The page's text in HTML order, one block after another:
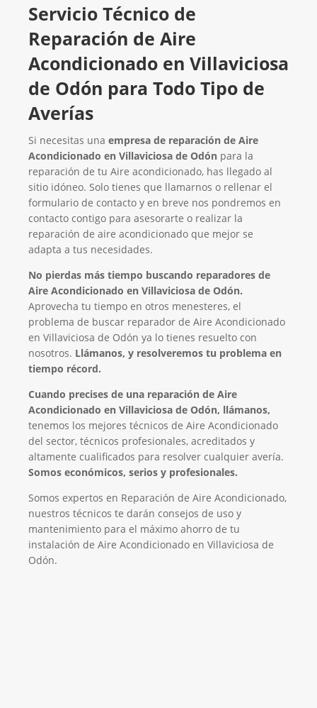
Servicio Técnico de
Reparación de Aire
Acondicionado en Villaviciosa
de Odón para Todo Tipo de
Averías
Si necesitas una empresa de reparación de Aire
Acondicionado en Villaviciosa de Odón para la
reparación de tu Aire acondicionado, has llegado al
sitio idóneo. Solo tienes que llamarnos o rellenar el
formulario de contacto y en breve nos pondremos en
contacto contigo para asesorarte o realizar la
reparación de aire acondicionado que mejor se
adapta a tus necesidades.
No pierdas más tiempo buscando reparadores de
Aire Acondicionado en Villaviciosa de Odón.
Aprovecha tu tiempo en otros menesteres, el
problema de buscar reparador de Aire Acondicionado
en Villaviciosa de Odón ya lo tienes resuelto con
nosotros. Llámanos, y resolveremos tu problema en
tiempo récord.
Cuando precises de una reparación de Aire
Acondicionado en Villaviciosa de Odón, llámanos,
tenemos los mejores técnicos de Aire Acondicionado
del sector, técnicos profesionales, acreditados y
altamente cualificados para resolver cualquier avería.
Somos económicos, serios y profesionales.
Somos expertos en Reparación de Aire Acondicionado,
nuestros técnicos te darán consejos de uso y
mantenimiento para el máximo ahorro de tu
instalación de Aire Acondicionado en Villaviciosa de
Odón.